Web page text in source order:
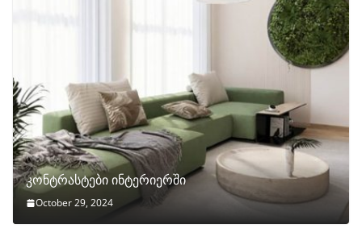
კონტრასტები ინტერიერში
October 29, 2024